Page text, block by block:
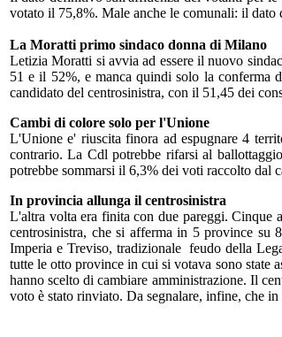
votato il 75,8%. Male anche le comunali: il
La Moratti primo sindaco donna di Milano
Letizia Moratti si avvia ad essere il nuovo
51 e il 52%, e manca quindi solo la conferma
candidato del centrosinistra, con il 51,45 dei
Cambi di colore solo per l'Unione
L'Unione e' riuscita finora ad espugnare 4
contrario. La Cdl potrebbe rifarsi al
potrebbe sommarsi il 6,3% dei voti raccolto dal
In provincia allunga il centrosinistra
L'altra volta era finita con due pareggi. Cinque
centrosinistra, che si afferma in 5 province su
Imperia e Treviso, tradizionale feudo della
tutte le otto province in cui si votava sono state
hanno scelto di cambiare amministrazione. Il
voto è stato rinviato. Da segnalare, infine, che